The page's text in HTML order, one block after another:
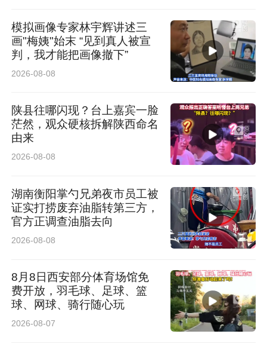
模拟画像专家林宇辉讲述三
画"梅姨"始末 “见到真人被宣
判，我才能把画像撤下”
2026-08-08
陕县往哪闪现？台上嘉宾一脸
茫然，观众硬核拆解陕西命名
由来
2026-08-08
湖南衡阳掌勺兄弟夜市员工被
证实打捞废弃油脂转第三方，
官方正调查油脂去向
2026-08-08
8月8日西安部分体育场馆免
费开放，羽毛球、足球、篮
球、网球、骑行随心玩
2026-08-07